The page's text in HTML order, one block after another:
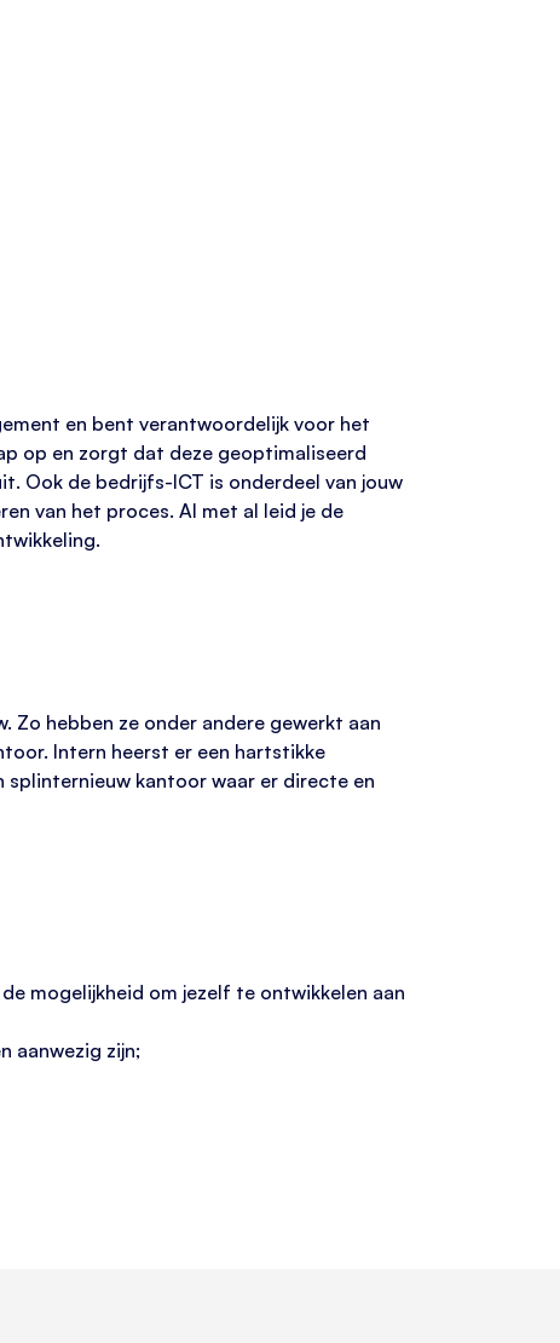
en bent verantwoordelijk voor het
op en zorgt dat deze geoptimaliseerd
Ook de bedrijfs-ICT is onderdeel van jouw
van het proces. Al met al leid je de
Zo hebben ze onder andere gewerkt aan
Intern heerst er een hartstikke
kantoor waar er directe en
mogelijkheid om jezelf te ontwikkelen aan
aanwezig zijn;